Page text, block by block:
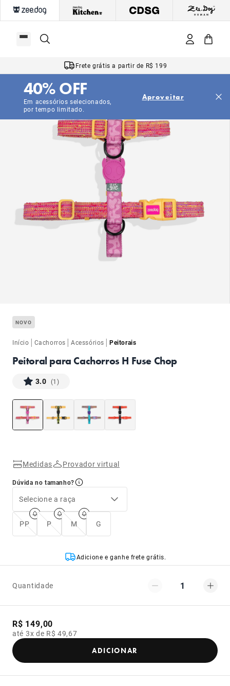
Frete grátis a partir de R$ 199
Em acessórios selecionados,
por tempo limitado.
40% OFF Aproveitar
NOVO
Início | Cachorros |Acessórios |Peitorais
Peitoral para Cachorros H Fuse Chop
3.0 (1)
Medidas Provador virtual
Dúvida no tamanho?
Selecione a raça
PP P M G
Adicione e ganhe frete grátis.
Quantidade 1
R$ 149,00
até 3x de R$ 49,67
ADICIONAR